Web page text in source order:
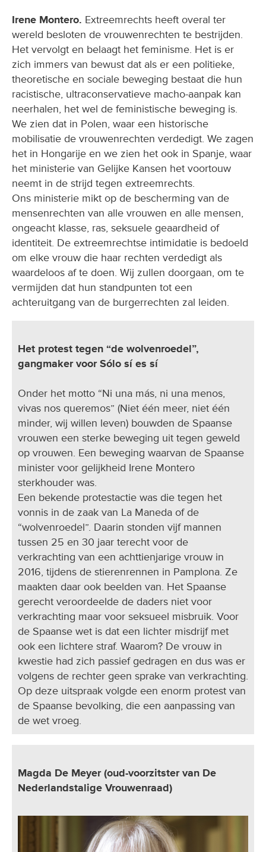
Irene Montero. Extreemrechts heeft overal ter
wereld besloten de vrouwenrechten te bestrijden.
Het vervolgt en belaagt het feminisme. Het is er
zich immers van bewust dat als er een politieke,
theoretische en sociale beweging bestaat die hun
racistische, ultraconservatieve macho-aanpak kan
neerhalen, het wel de feministische beweging is.
We zien dat in Polen, waar een historische
mobilisatie de vrouwenrechten verdedigt. We zagen
het in Hongarije en we zien het ook in Spanje, waar
het ministerie van Gelijke Kansen het voortouw
neemt in de strijd tegen extreemrechts.
Ons ministerie mikt op de bescherming van de
mensenrechten van alle vrouwen en alle mensen,
ongeacht klasse, ras, seksuele geaardheid of
identiteit. De extreemrechtse intimidatie is bedoeld
om elke vrouw die haar rechten verdedigt als
waardeloos af te doen. Wij zullen doorgaan, om te
vermijden dat hun standpunten tot een
achteruitgang van de burgerrechten zal leiden.
Het protest tegen “de wolvenroedel”,
gangmaker voor Sólo sí es sí
Onder het motto “Ni una más, ni una menos,
vivas nos queremos” (Niet één meer, niet één
minder, wij willen leven) bouwden de Spaanse
vrouwen een sterke beweging uit tegen geweld
op vrouwen. Een beweging waarvan de Spaanse
minister voor gelijkheid Irene Montero
sterkhouder was.
Een bekende protestactie was die tegen het
vonnis in de zaak van La Maneda of de
“wolvenroedel”. Daarin stonden vijf mannen
tussen 25 en 30 jaar terecht voor de
verkrachting van een achttienjarige vrouw in
2016, tijdens de stierenrennen in Pamplona. Ze
maakten daar ook beelden van. Het Spaanse
gerecht veroordeelde de daders niet voor
verkrachting maar voor seksueel misbruik. Voor
de Spaanse wet is dat een lichter misdrijf met
ook een lichtere straf. Waarom? De vrouw in
kwestie had zich passief gedragen en dus was er
volgens de rechter geen sprake van verkrachting.
Op deze uitspraak volgde een enorm protest van
de Spaanse bevolking, die een aanpassing van
de wet vroeg.
Magda De Meyer (oud-voorzitster van De
Nederlandstalige Vrouwenraad)